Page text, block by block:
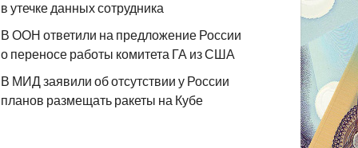
в утечке данных сотрудника
В ООН ответили на предложение России
о переносе работы комитета ГА из США
В МИД заявили об отсутствии у России
планов размещать ракеты на Кубе